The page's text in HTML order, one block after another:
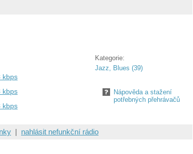
kbps
kbps
kbps
Kategorie:
Jazz, Blues (39)
Nápověda a stažení
potřebných přehrávačů
| nahlásit nefunkční rádio